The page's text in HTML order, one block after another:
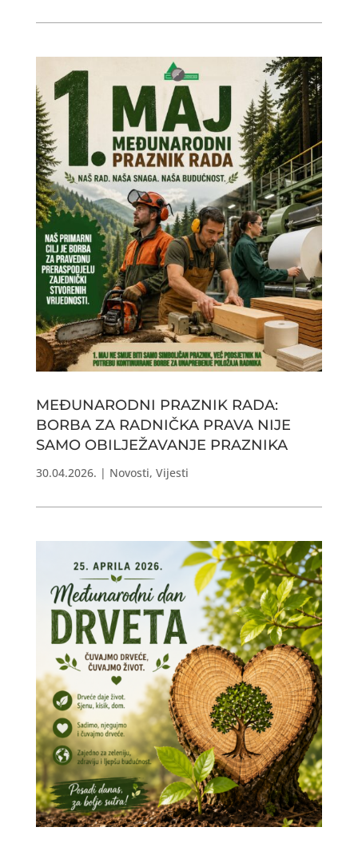
MEĐUNARODNI PRAZNIK RADA:
BORBA ZA RADNIČKA PRAVA NIJE
SAMO OBILJEŽAVANJE PRAZNIKA
30.04.2026. | Novosti, Vijesti